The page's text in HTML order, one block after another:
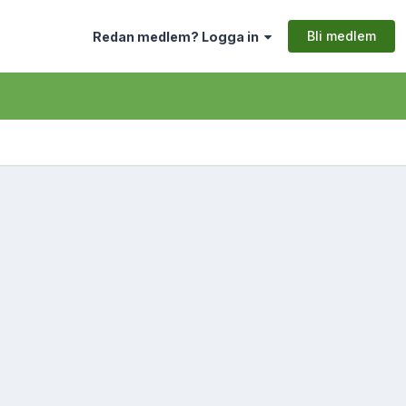
Redan medlem? Logga in Bli medlem